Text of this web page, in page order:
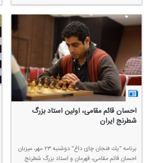
احسان قائم مقامی، اولین استاد بزرگ
شطرنج ایران
برنامه "یك فنجان چای داغ" دوشنبه ۲۳ مهر، میزبان
احسان قائم مقامی، قهرمان و استاد بزرگ شطرنج